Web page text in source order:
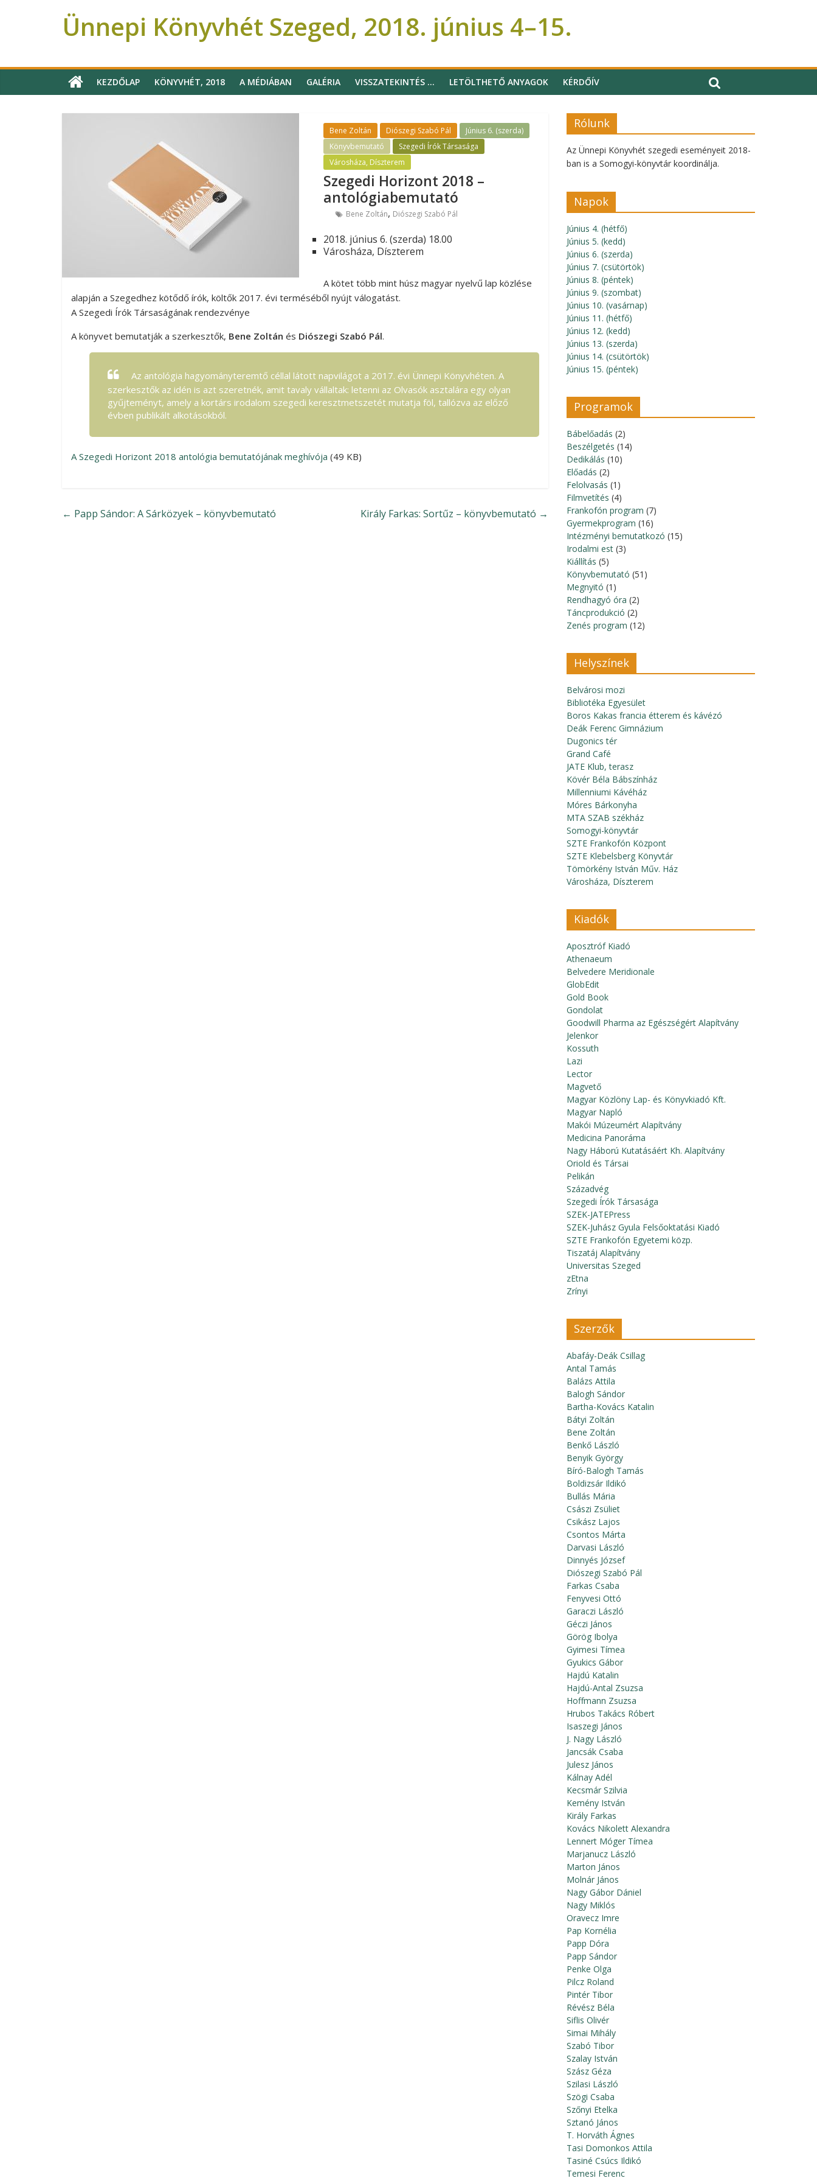
Ünnepi Könyvhét Szeged, 2018. június 4–15.
KEZDŐLAP KÖNYVHÉT, 2018 A MÉDIÁBAN GALÉRIA VISSZATEKINTÉS … LETÖLTHETŐ ANYAGOK KÉRDŐÍV
Bene Zoltán Diószegi Szabó Pál
Június 6. (szerda)
Könyvbemutató
Szegedi Írók Társasága
Városháza, Díszterem
Szegedi Horizont 2018 –
antológiabemutató
Bene Zoltán, Diószegi Szabó Pál
2018. június 6. (szerda) 18.00
Városháza, Díszterem
A kötet több mint húsz magyar nyelvű lap közlése
alapján a Szegedhez kötődő írók, költők 2017. évi terméséből nyújt válogatást.
A Szegedi Írók Társaságának rendezvénye
A könyvet bemutatják a szerkesztők, Bene Zoltán és Diószegi Szabó Pál.
Az antológia hagyományteremtő céllal látott napvilágot a 2017. évi Ünnepi Könyvhéten. A
szerkesztők az idén is azt szeretnék, amit tavaly vállaltak: letenni az Olvasók asztalára egy olyan
gyűjteményt, amely a kortárs irodalom szegedi keresztmetszetét mutatja föl, tallózva az előző
évben publikált alkotásokból.
A Szegedi Horizont 2018 antológia bemutatójának meghívója (49 KB)
Király Farkas: Sortűz – könyvbemutató →
← Papp Sándor: A Sárközyek – könyvbemutató
Rólunk
Az Ünnepi Könyvhét szegedi eseményeit 2018-
ban is a Somogyi-könyvtár koordinálja.
Napok
Június 4. (hétfő)
Június 5. (kedd)
Június 6. (szerda)
Június 7. (csütörtök)
Június 8. (péntek)
Június 9. (szombat)
Június 10. (vasárnap)
Június 11. (hétfő)
Június 12. (kedd)
Június 13. (szerda)
Június 14. (csütörtök)
Június 15. (péntek)
Programok
Bábelőadás (2)
Beszélgetés (14)
Dedikálás (10)
Előadás (2)
Felolvasás (1)
Filmvetítés (4)
Frankofón program (7)
Gyermekprogram (16)
Intézményi bemutatkozó (15)
Irodalmi est (3)
Kiállítás (5)
Könyvbemutató (51)
Megnyitó (1)
Rendhagyó óra (2)
Táncprodukció (2)
Zenés program (12)
Helyszínek
Belvárosi mozi
Bibliotéka Egyesület
Boros Kakas francia étterem és kávézó
Deák Ferenc Gimnázium
Dugonics tér
Grand Café
JATE Klub, terasz
Kövér Béla Bábszínház
Millenniumi Kávéház
Móres Bárkonyha
MTA SZAB székház
Somogyi-könyvtár
SZTE Frankofón Központ
SZTE Klebelsberg Könyvtár
Tömörkény István Műv. Ház
Városháza, Díszterem
Kiadók
Aposztróf Kiadó
Athenaeum
Belvedere Meridionale
GlobEdit
Gold Book
Gondolat
Goodwill Pharma az Egészségért Alapítvány
Jelenkor
Kossuth
Lazi
Lector
Magvető
Magyar Közlöny Lap- és Könyvkiadó Kft.
Magyar Napló
Makói Múzeumért Alapítvány
Medicina Panoráma
Nagy Háború Kutatásáért Kh. Alapítvány
Oriold és Társai
Pelikán
Századvég
Szegedi Írók Társasága
SZEK-JATEPress
SZEK-Juhász Gyula Felsőoktatási Kiadó
SZTE Frankofón Egyetemi közp.
Tiszatáj Alapítvány
Universitas Szeged
zEtna
Zrínyi
Szerzők
Abafáy-Deák Csillag
Antal Tamás
Balázs Attila
Balogh Sándor
Bartha-Kovács Katalin
Bátyi Zoltán
Bene Zoltán
Benkő László
Benyik György
Bíró-Balogh Tamás
Boldizsár Ildikó
Bullás Mária
Császi Zsüliet
Csikász Lajos
Csontos Márta
Darvasi László
Dinnyés József
Diószegi Szabó Pál
Farkas Csaba
Fenyvesi Ottó
Garaczi László
Géczi János
Görög Ibolya
Gyimesi Tímea
Gyukics Gábor
Hajdú Katalin
Hajdú-Antal Zsuzsa
Hoffmann Zsuzsa
Hrubos Takács Róbert
Isaszegi János
J. Nagy László
Jancsák Csaba
Julesz János
Kálnay Adél
Kecsmár Szilvia
Kemény István
Király Farkas
Kovács Nikolett Alexandra
Lennert Móger Tímea
Marjanucz László
Marton János
Molnár János
Nagy Gábor Dániel
Nagy Miklós
Oravecz Imre
Pap Kornélia
Papp Dóra
Papp Sándor
Penke Olga
Pilcz Roland
Pintér Tibor
Révész Béla
Siflis Olivér
Simai Mihály
Szabó Tibor
Szalay István
Szász Géza
Szilasi László
Szögi Csaba
Szőnyi Etelka
Sztanó János
T. Horváth Ágnes
Tasi Domonkos Attila
Tasiné Csúcs Ildikó
Temesi Ferenc